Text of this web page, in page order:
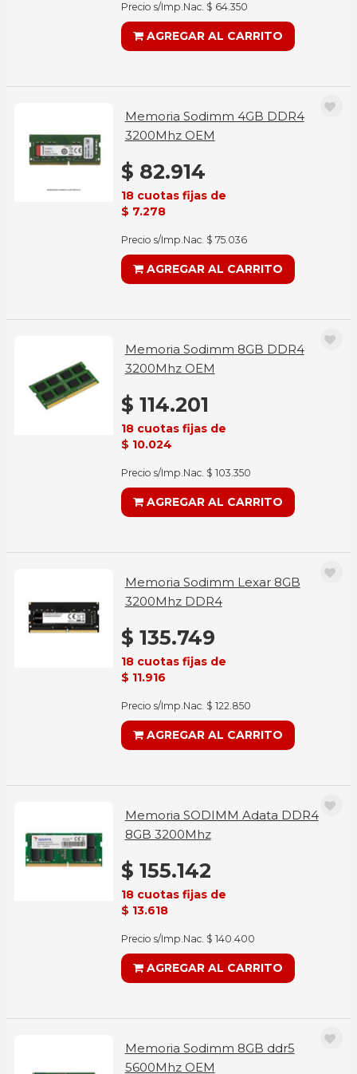
Precio s/Imp.Nac. $ 64.350
AGREGAR AL CARRITO
Memoria Sodimm 4GB DDR4
3200Mhz OEM
$ 82.914
18 cuotas fijas de
$ 7.278
Precio s/Imp.Nac. $ 75.036
AGREGAR AL CARRITO
Memoria Sodimm 8GB DDR4
3200Mhz OEM
$ 114.201
18 cuotas fijas de
$ 10.024
Precio s/Imp.Nac. $ 103.350
AGREGAR AL CARRITO
Memoria Sodimm Lexar 8GB
3200Mhz DDR4
$ 135.749
18 cuotas fijas de
$ 11.916
Precio s/Imp.Nac. $ 122.850
AGREGAR AL CARRITO
Memoria SODIMM Adata DDR4
8GB 3200Mhz
$ 155.142
18 cuotas fijas de
$ 13.618
Precio s/Imp.Nac. $ 140.400
AGREGAR AL CARRITO
Memoria Sodimm 8GB ddr5
5600Mhz OEM